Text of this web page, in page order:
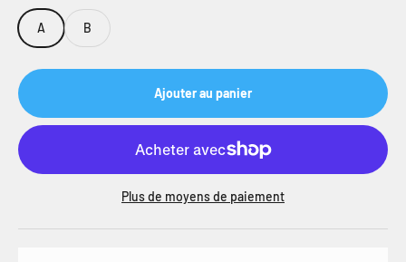
A B
Ajouter au panier
Plus de moyens de paiement